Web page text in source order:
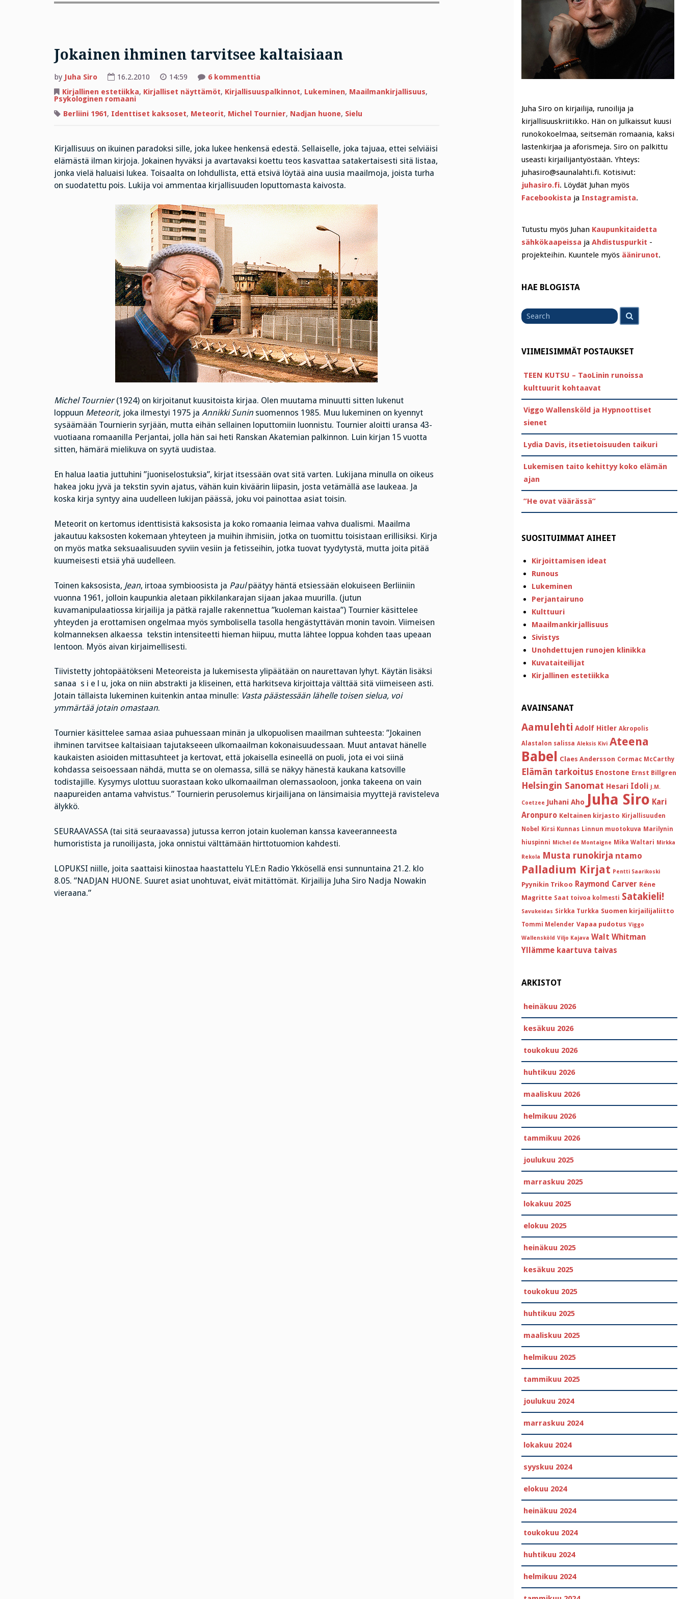
Jokainen ihminen tarvitsee kaltaisiaan
by Juha Siro 16.2.2010 14:59 6 kommenttiaartikkeliin
ihminen
tarvitsee
Kirjallinen estetiikka, Kirjalliset näyttämöt, Kirjallisuuspalkinnot, Lukeminen, Maailmankirjallisuus,
Psykologinen romaani
Berliini 1961, Identtiset kaksoset, Meteorit, Michel Tournier, Nadjan huone, Sielu
Kirjallisuus on ikuinen paradoksi sille, joka lukee henkensä edestä. Sellaiselle, joka tajuaa, ettei selviäisi
elämästä ilman kirjoja. Jokainen hyväksi ja avartavaksi koettu teos kasvattaa satakertaisesti sitä listaa,
jonka vielä haluaisi lukea. Toisaalta on lohdullista, että etsivä löytää aina uusia maailmoja, joista turha
on suodatettu pois. Lukija voi ammentaa kirjallisuuden loputtomasta kaivosta.
Michel Tournier(1924) on kirjoitanut kuusitoista kirjaa. Olen muutama minuutti sitten lukenut
loppuun Meteorit, joka ilmestyi 1975 ja Annikki Suninsuomennos 1985. Muu lukeminen on kyennyt
sysäämään Tournierin syrjään, mutta eihän sellainen loputtomiin luonnistu. Tournier aloitti uransa 43-
vuotiaana romaanilla Perjantai, jolla hän sai heti Ranskan Akatemian palkinnon. Luin kirjan 15 vuotta
sitten, hämärä mielikuva on syytä uudistaa.
En halua laatia juttuhini ”juoniselostuksia”, kirjat itsessään ovat sitä varten. Lukijana minulla on oikeus
hakea joku jyvä ja tekstin syvin ajatus, vähän kuin kiväärin liipasin, josta vetämällä ase laukeaa. Ja
koska kirja syntyy aina uudelleen lukijan päässä, joku voi painottaa asiat toisin.
Meteorit on kertomus identtisistä kaksosista ja koko romaania leimaa vahva dualismi. Maailma
jakautuu kaksosten kokemaan yhteyteen ja muihin ihmisiin, jotka on tuomittu toisistaan erillisiksi. Kirja
on myös matka seksuaalisuuden syviin vesiin ja fetisseihin, jotka tuovat tyydytystä, mutta joita pitää
kuumeisesti etsiä yhä uudelleen.
Toinen kaksosista, Jean, irtoaa symbioosista ja Paulpäätyy häntä etsiessään elokuiseen Berliiniin
vuonna 1961, jolloin kaupunkia aletaan pikkilankarajan sijaan jakaa muurilla. (jutun
kuvamanipulaatiossa kirjailija ja pätkä rajalle rakennettua ”kuoleman kaistaa”) Tournier käsittelee
yhteyden ja erottamisen ongelmaa myös symbolisella tasolla hengästyttävän monin tavoin. Viimeisen
kolmanneksen alkaessa tekstin intensiteetti hieman hiipuu, mutta lähtee loppua kohden taas upeaan
lentoon. Myös aivan kirjaimellisesti.
Tiivistetty johtopäätökseni Meteoreista ja lukemisesta ylipäätään on naurettavan lyhyt. Käytän lisäksi
sanaa s i e l u, joka on niin abstrakti ja kliseinen, että harkitseva kirjoittaja välttää sitä viimeiseen asti.
Jotain tällaista lukeminen kuitenkin antaa minulle: Vasta päästessään lähelle toisen sielua, voi
ymmärtää jotain omastaan.
Tournier käsittelee samaa asiaa puhuessaan minän ja ulkopuolisen maailman suhteesta: ”Jokainen
ihminen tarvitsee kaltaisiaan tajutakseeen ulkomaailman kokonaisuudessaan. Muut antavat hänelle
kaukaisten asioiden mittasuhteet ja kertovat, että jokaisella esineellä on puoli, jota ei voi siinä
kohdassa seisoessaan nähdä, mutta se on olemassa, sillä se näkyy hänestä kaukana katsoville
todistajille. Kysymys ulottuu suorastaan koko ulkomaailman olemassaoloon, jonka takeena on vain
naapureiden antama vahvistus.” Tournierin perusolemus kirjailijana on länsimaisia myyttejä ravisteleva
älykkö.
SEURAAVASSA (tai sitä seuraavassa) jutussa kerron jotain kuoleman kanssa kaveeranneesta
humoristista ja runoilijasta, joka onnistui välttämään hirttotuomion kahdesti.
LOPUKSI niille, joita saattaisi kiinostaa haastattelu YLE:n Radio Ykkösellä ensi sunnuntaina 21.2. klo
8.05. ”NADJAN HUONE. Suuret asiat unohtuvat, eivät mitättömät. Kirjailija Juha Siro Nadja Nowakin
vieraana.”
Juha Siro on kirjailija, runoilija ja
kirjallisuuskriitikko. Hän on julkaissut kuusi
runokokoelmaa, seitsemän romaania, kaksi
lastenkirjaa ja aforismeja. Siro on palkittu
useasti kirjailijantyöstään. Yhteys:
juhasiro@saunalahti.fi. Kotisivut:
juhasiro.fi. Löydät Juhan myös
Facebookista ja Instagramista.
Tutustu myös Juhan Kaupunkitaidetta
sähkökaapeissa ja Ahdistuspurkit -
projekteihin. Kuuntele myös äänirunot.
HAE BLOGISTA
for
VIIMEISIMMÄT POSTAUKSET
TEEN KUTSU – TaoLinin runoissa
kulttuurit kohtaavat
Viggo Wallensköld ja Hypnoottiset
sienet
Lydia Davis, itsetietoisuuden taikuri
Lukemisen taito kehittyy koko elämän
ajan
”He ovat väärässä”
SUOSITUIMMAT AIHEET
Kirjoittamisen ideat
Runous
Lukeminen
Perjantairuno
Kulttuuri
Maailmankirjallisuus
Sivistys
Unohdettujen runojen klinikka
Kuvataiteilijat
Kirjallinen estetiikka
AVAINSANAT
Aamulehti Adolf Hitler Akropolis
Alastalon salissa Aleksis Kivi Ateena
Babel Claes Andersson Cormac McCarthy
Elämän tarkoitus Enostone Ernst Billgren
Helsingin Sanomat Hesari Idoli J.M.
Coetzee Juhani Aho Juha Siro Kari
Aronpuro Keltainen kirjasto Kirjallisuuden
Nobel
Kirsi Kunnas Linnun muotokuva Marilynin
hiuspinni Michel de Montaigne Mika Waltari Mirkka
Rekola Musta runokirja ntamo
Palladium Kirjat Pentti Saarikoski
Pyynikin Trikoo Raymond Carver Réne
Magritte Saat toivoa kolmesti Satakieli!
Savukeidas Sirkka Turkka Suomen kirjailijaliitto
Tommi Melender Vapaa pudotus Viggo
Wallensköld Viljo Kajava Walt Whitman
Yllämme kaartuva taivas
ARKISTOT
heinäkuu 2026
kesäkuu 2026
toukokuu 2026
huhtikuu 2026
maaliskuu 2026
helmikuu 2026
tammikuu 2026
joulukuu 2025
marraskuu 2025
lokakuu 2025
elokuu 2025
heinäkuu 2025
kesäkuu 2025
toukokuu 2025
huhtikuu 2025
maaliskuu 2025
helmikuu 2025
tammikuu 2025
joulukuu 2024
marraskuu 2024
lokakuu 2024
syyskuu 2024
elokuu 2024
heinäkuu 2024
toukokuu 2024
huhtikuu 2024
helmikuu 2024